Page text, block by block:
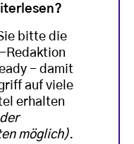
bitte die
Redaktion
- damit
auf viele
erhalten
möglich).